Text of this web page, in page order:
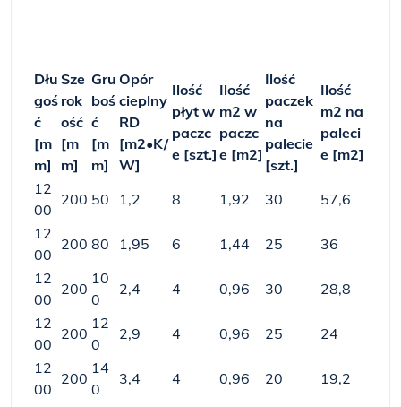
Dłu
goś
ć
[m
m]
Sze
rok
ość
[m
m]
Gru
boś
ć
[m
m]
Opór
cieplny
RD
[m2•K/
W]
Ilość
płyt w
paczc
e [szt.]
Ilość
m2 w
paczc
e [m2]
Ilość
paczek
na
palecie
[szt.]
Ilość
m2 na
paleci
e [m2]
12
00
200 50 1,2 8 1,92 30
57,6
12
00
200 80 1,95 6 1,44 25
36
12
00
200
10
0
2,4 4 0,96 30
28,8
12
00
200
12
0
2,9 4 0,96 25
24
12
00
200
14
0
3,4 4 0,96 20
19,2